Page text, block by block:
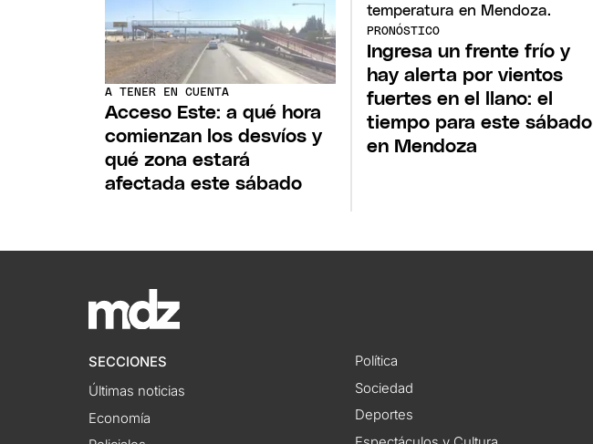
A TENER EN CUENTA
Acceso Este: a qué hora
comienzan los desvíos y
qué zona estará
afectada este sábado
PRONÓSTICO
Ingresa un frente frío y
hay alerta por vientos
fuertes en el llano: el
tiempo para este sábado
en Mendoza
SECCIONES
Últimas noticias
Economía
Política
Sociedad
Deportes